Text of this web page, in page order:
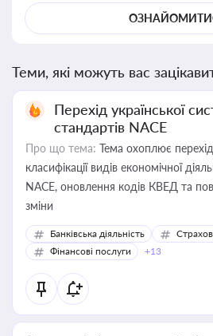
Теми, які можуть вас
Перехід української
стандартів NACE
Про що тема: Тема охоплює
класифікації видів економічної
NACE, оновлення кодів КВЕД та
зміни
Банківська діяльність
Фінансові послуги
+13